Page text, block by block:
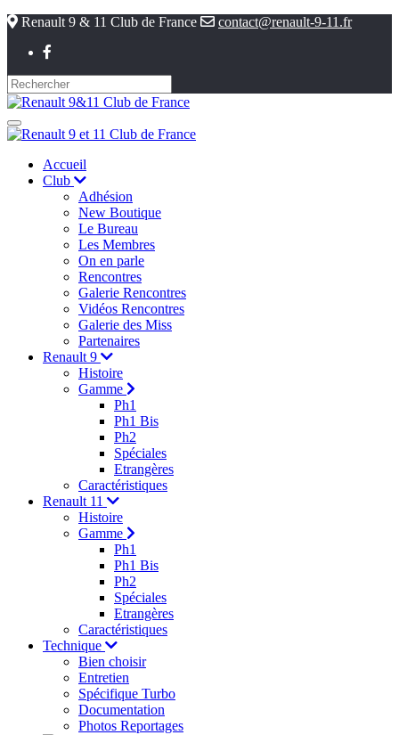
Renault 9 & 11 Club de France
contact@renault-9-11.fr
Accueil
Club
Adhésion
New Boutique
Le Bureau
Les Membres
On en parle
Rencontres
Galerie Rencontres
Vidéos Rencontres
Galerie des Miss
Partenaires
Renault 9
Histoire
Gamme
Ph1
Ph1 Bis
Ph2
Spéciales
Etrangères
Caractéristiques
Renault 11
Histoire
Gamme
Ph1
Ph1 Bis
Ph2
Spéciales
Etrangères
Caractéristiques
Technique
Bien choisir
Entretien
Spécifique Turbo
Documentation
Photos Reportages